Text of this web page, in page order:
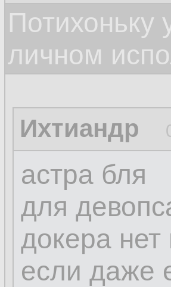
Потихоньку
личном
Ихтиандр
астра бля
для
докера нет
если даже